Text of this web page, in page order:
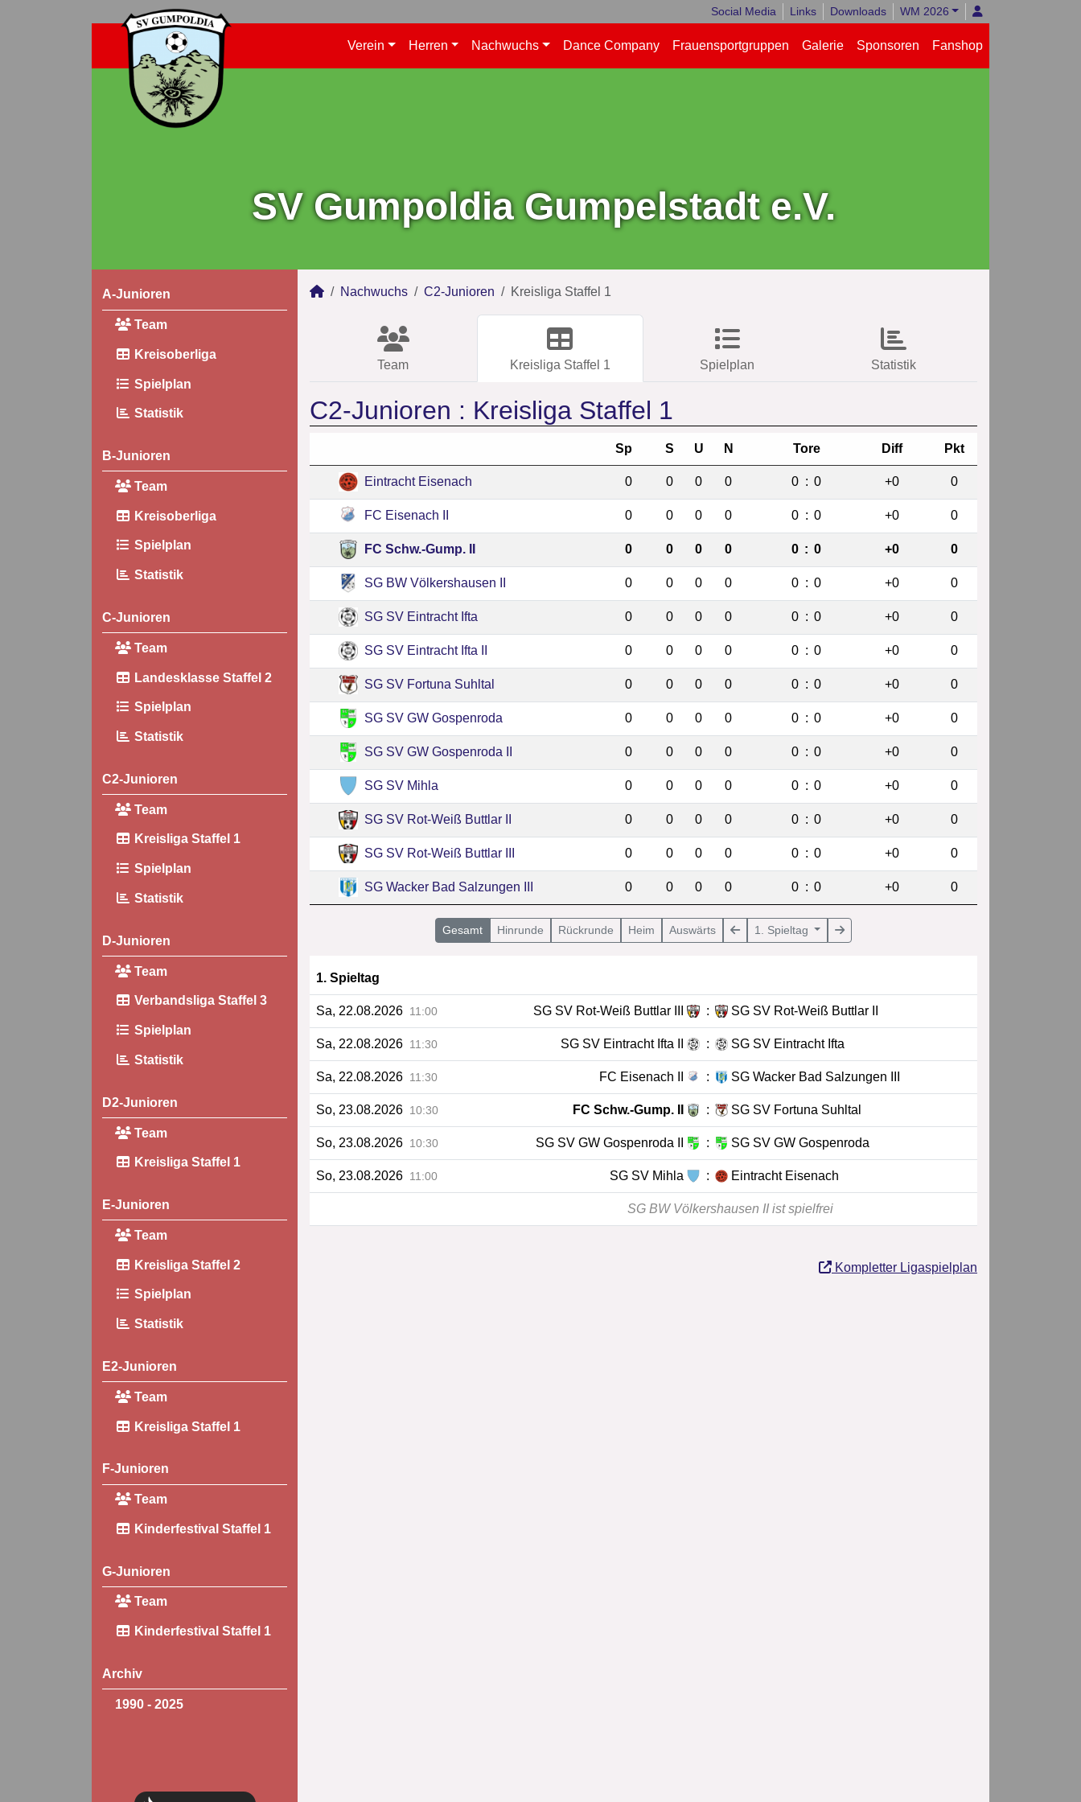
Social Media Links Downloads WM 2026
Verein Herren Nachwuchs Dance Company Frauensportgruppen Galerie Sponsoren Fanshop
SV Gumpoldia Gumpelstadt e.V.
A-Junioren
Team
Kreisoberliga
Spielplan
Statistik
B-Junioren
Team
Kreisoberliga
Spielplan
Statistik
C-Junioren
Team
Landesklasse Staffel 2
Spielplan
Statistik
C2-Junioren
Team
Kreisliga Staffel 1
Spielplan
Statistik
D-Junioren
Team
Verbandsliga Staffel 3
Spielplan
Statistik
D2-Junioren
Team
Kreisliga Staffel 1
E-Junioren
Team
Kreisliga Staffel 2
Spielplan
Statistik
E2-Junioren
Team
Kreisliga Staffel 1
F-Junioren
Team
Kinderfestival Staffel 1
G-Junioren
Team
Kinderfestival Staffel 1
Archiv
1990 - 2025
Nachwuchs C2-Junioren Kreisliga Staffel 1
Team Kreisliga Staffel 1 Spielplan Statistik
C2-Junioren : Kreisliga Staffel 1
Sp S U N Tore Diff Pkt
Eintracht Eisenach 0 0 0 0 0 : 0 +0 0
FC Eisenach II 0 0 0 0 0 : 0 +0 0
FC Schw.-Gump. II 0 0 0 0 0 : 0 +0 0
SG BW Völkershausen II 0 0 0 0 0 : 0 +0 0
SG SV Eintracht Ifta 0 0 0 0 0 : 0 +0 0
SG SV Eintracht Ifta II 0 0 0 0 0 : 0 +0 0
SG SV Fortuna Suhltal 0 0 0 0 0 : 0 +0 0
SG SV GW Gospenroda 0 0 0 0 0 : 0 +0 0
SG SV GW Gospenroda II 0 0 0 0 0 : 0 +0 0
SG SV Mihla 0 0 0 0 0 : 0 +0 0
SG SV Rot-Weiß Buttlar II 0 0 0 0 0 : 0 +0 0
SG SV Rot-Weiß Buttlar III 0 0 0 0 0 : 0 +0 0
SG Wacker Bad Salzungen III 0 0 0 0 0 : 0 +0 0
Gesamt Hinrunde Rückrunde Heim Auswärts 1. Spieltag
1. Spieltag
Sa, 22.08.2026 11:00 SG SV Rot-Weiß Buttlar III : SG SV Rot-Weiß Buttlar II
Sa, 22.08.2026 11:30 SG SV Eintracht Ifta II : SG SV Eintracht Ifta
Sa, 22.08.2026 11:30 FC Eisenach II : SG Wacker Bad Salzungen III
So, 23.08.2026 10:30 FC Schw.-Gump. II : SG SV Fortuna Suhltal
So, 23.08.2026 10:30 SG SV GW Gospenroda II : SG SV GW Gospenroda
So, 23.08.2026 11:00 SG SV Mihla : Eintracht Eisenach
SG BW Völkershausen II ist spielfrei
Kompletter Ligaspielplan